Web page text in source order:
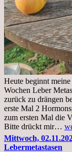
Heute beginnt
Wochen Leber
zurück zu drängen
erste Mal 2
zum ersten Mal die
Bitte drückt mir…
Mittwoch,
Lebermetastasen